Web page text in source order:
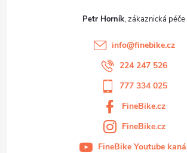
Petr Horník
info@finebike.cz
224 247 526
777 334 025
FineBike.cz
FineBike.cz
FineBike Youtube